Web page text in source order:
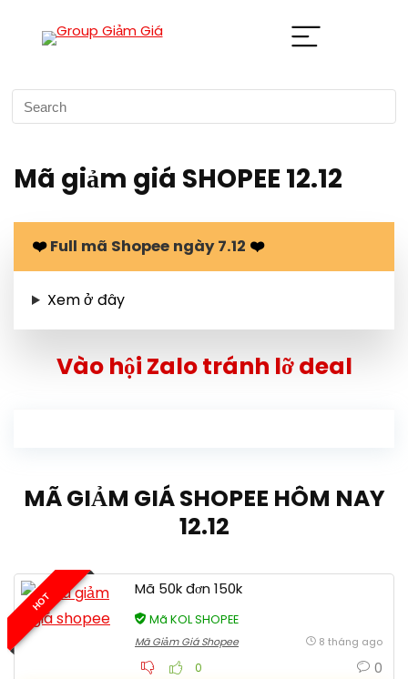
Mã giảm giá SHOPEE 12.12
❤️Full mã Shopee ngày 7.12 ❤️
Xemở đây
Vào hội Zalo tránh lỡ deal
MÃ GIẢM GIÁ SHOPEE HÔM NAY
12.12
HOT
Mã 50k đơn 150k
Mã KOL SHOPEE
Mã Giảm Giá Shopee 8 tháng ago
0 0